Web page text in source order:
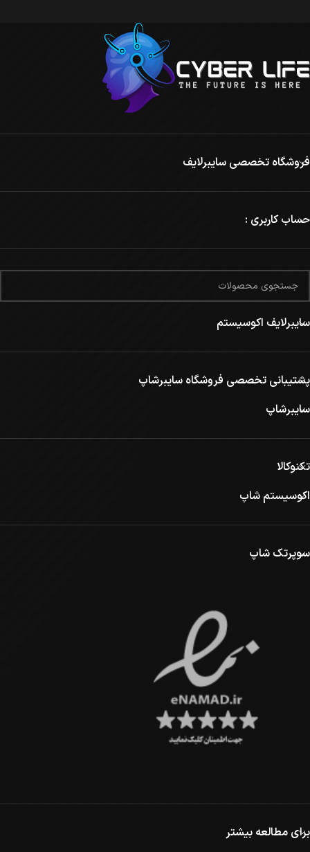
فروشگاه تخصصی سایبرلایف
حساب کاربری :
سایبرلایف اکوسیستم
پشتیبانی تخصصی فروشگاه سایبرشاپ
سایبرشاپ
تکنوکالا
اکوسیستم شاپ
سوپرتک شاپ
برای مطالعه بیشتر